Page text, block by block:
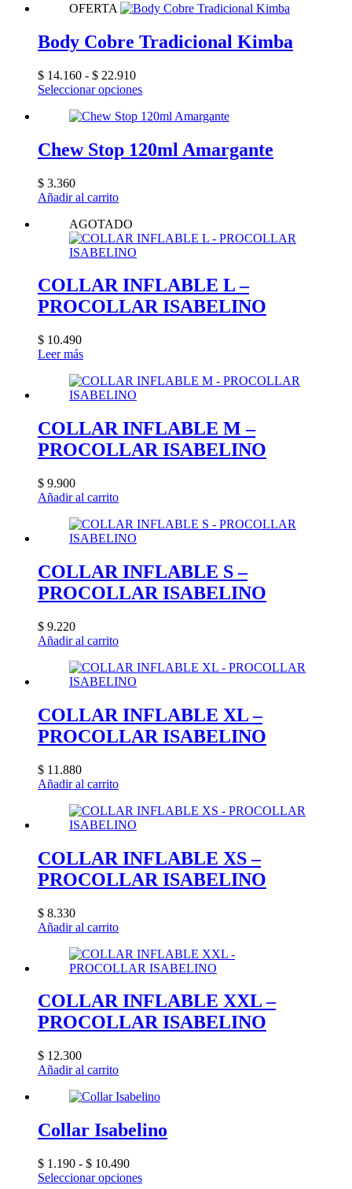
OFERTA
Body Cobre Tradicional Kimba
$ 14.160 - $ 22.910Rango
de
desde
hasta
$ 22.910
Seleccionar opcionesEste
tiene
variantes.
Las
la
producto
Chew Stop 120ml Amargante
$ 3.360
Añadir al carrito
AGOTADO
COLLAR INFLABLE L –
PROCOLLAR ISABELINO
$ 10.490
Leer más
COLLAR INFLABLE M –
PROCOLLAR ISABELINO
$ 9.900
Añadir al carrito
COLLAR INFLABLE S –
PROCOLLAR ISABELINO
$ 9.220
Añadir al carrito
COLLAR INFLABLE XL –
PROCOLLAR ISABELINO
$ 11.880
Añadir al carrito
COLLAR INFLABLE XS –
PROCOLLAR ISABELINO
$ 8.330
Añadir al carrito
COLLAR INFLABLE XXL –
PROCOLLAR ISABELINO
$ 12.300
Añadir al carrito
Collar Isabelino
$ 1.190 - $ 10.490Rango
de
Seleccionar opcionesEste